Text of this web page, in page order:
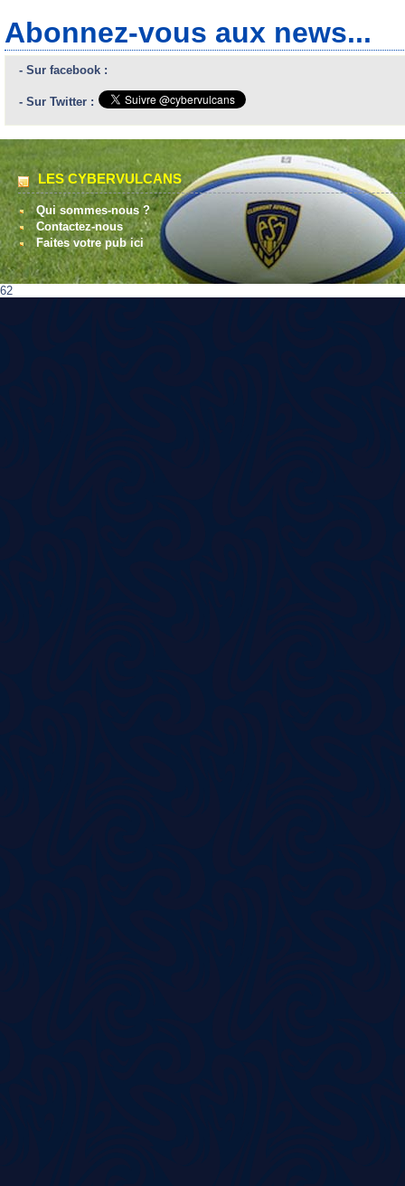
Abonnez-vous aux news...
- Sur facebook :
- Sur Twitter :
LES CYBERVULCANS
Qui sommes-nous ?
Contactez-nous
Faites votre pub ici
62